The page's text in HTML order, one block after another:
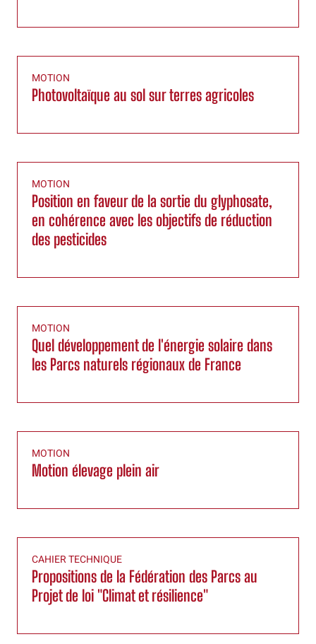
MOTION
Photovoltaïque au sol sur terres agricoles
MOTION
Position en faveur de la sortie du glyphosate,
en cohérence avec les objectifs de réduction
des pesticides
MOTION
Quel développement de l'énergie solaire dans
les Parcs naturels régionaux de France
MOTION
Motion élevage plein air
CAHIER TECHNIQUE
Propositions de la Fédération des Parcs au
Projet de loi "Climat et résilience"